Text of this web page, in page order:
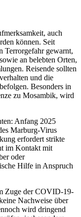
auch
können. Seit
Terrorgefahr gewarnt,
an belebten Orten,
Reisende sollten
und die
Besonders in
zu Mosambik, wird
Anfang 2025
Marburg-Virus
erfordert strikte
im Kontakt mit
oder
Hilfe in Anspruch
Zuge der COVID-19-
Nachweise über
wird dringend